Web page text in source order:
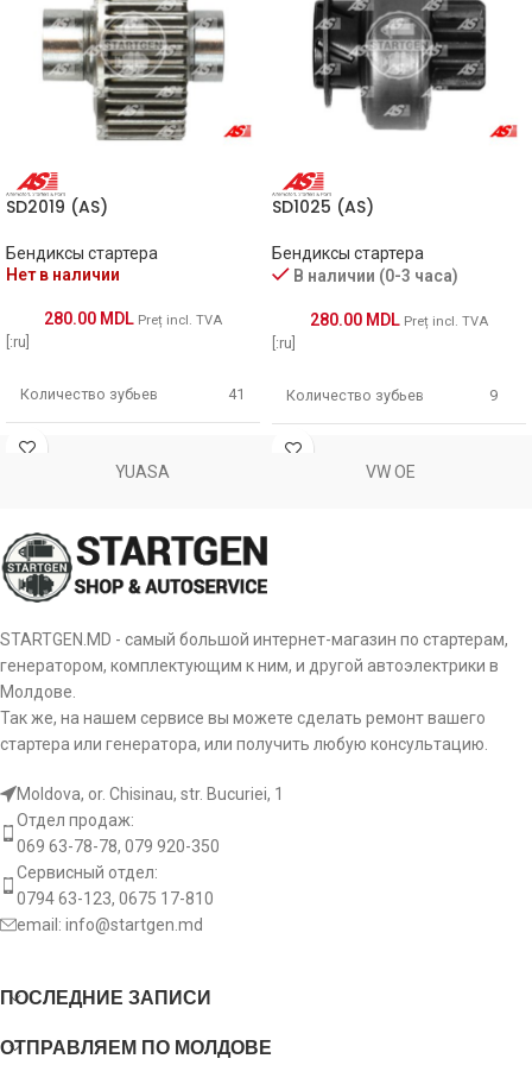
SDN9511 KRAUF
SD2019 (AS)
Бендиксы стартера
Нет в наличии
280.00 MDL Preț incl. TVA
[:ru]
Количество зубьев 41
Длина [ mm ]
[:]
SD1025 (AS)
Бендиксы стартера
В наличии (0-3 часа)
280.00 MDL Preț incl. TVA
[:ru]
Количество зубьев 9
Количество фрез
YUASA VW OE
STARTGEN.MD - самый большой интернет-магазин по стартерам,
генератором, комплектующим к ним, и другой автоэлектрики в
Молдове.
Так же, на нашем сервисе вы можете сделать ремонт вашего
стартера или генератора, или получить любую консультацию.
Moldova, or. Chisinau, str. Bucuriei, 1
Отдел продаж:
069 63-78-78, 079 920-350
Сервисный отдел:
0794 63-123, 0675 17-810
email: info@startgen.md
ПОСЛЕДНИЕ ЗАПИСИ
ОТПРАВЛЯЕМ ПО МОЛДОВЕ